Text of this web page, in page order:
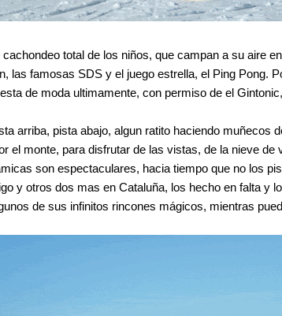
total de los niños, que campan a su aire
las famosas SDS y el juego estrella, el Ping Pong.
de moda ultimamente, con permiso de el
arriba, pista abajo, algun ratito haciendo muñecos
el monte, para disfrutar de las vistas, de la nieve de
son espectaculares, hacia tiempo que no los
y otros dos mas en Cataluña, los hecho en falta y
de sus infinitos rincones mágicos, mientras